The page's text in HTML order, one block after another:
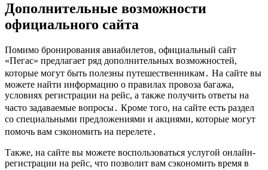
Дополнительные возможности
официального сайта
Помимо бронирования авиабилетов, официальный сайт
«Пегас» предлагает ряд дополнительных возможностей,
которые могут быть полезны путешественникам․ На сайте вы
можете найти информацию о правилах провоза багажа,
условиях регистрации на рейс, а также получить ответы на
часто задаваемые вопросы․ Кроме того, на сайте есть раздел
со специальными предложениями и акциями, которые могут
помочь вам сэкономить на перелете․
Также, на сайте вы можете воспользоваться услугой онлайн-
регистрации на рейс, что позволит вам сэкономить время в